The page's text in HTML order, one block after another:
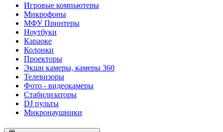
Игровые компьютеры
Микрофоны
МФУ Принтеры
Ноутбуки
Караоке
Колонки
Проекторы
Экшн камеры, камеры 360
Телевизоры
Фото - видеокамеры
Стабилизаторы
DJ пульты
Микронаушники